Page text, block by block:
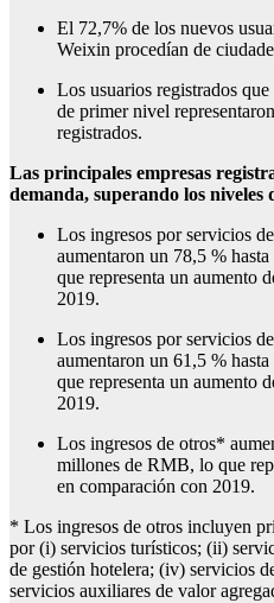
El 72,7% de los nuevos
Weixin procedían de
Los usuarios registrados
de primer nivel
registrados.
Las principales empresas
demanda, superando los niveles
Los ingresos por servicios
aumentaron un 78,5 %
que representa un aumento
2019.
Los ingresos por servicios
aumentaron un 61,5 %
que representa un aumento
2019.
Los ingresos de otros*
millones de RMB, lo que
en comparación con 2019.
* Los ingresos de otros incluyen
por (i) servicios turísticos; (ii)
de gestión hotelera; (iv) servicios
servicios auxiliares de valor